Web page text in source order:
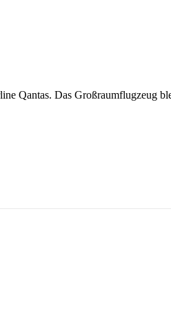
Qantas. Das Großraumflugzeug